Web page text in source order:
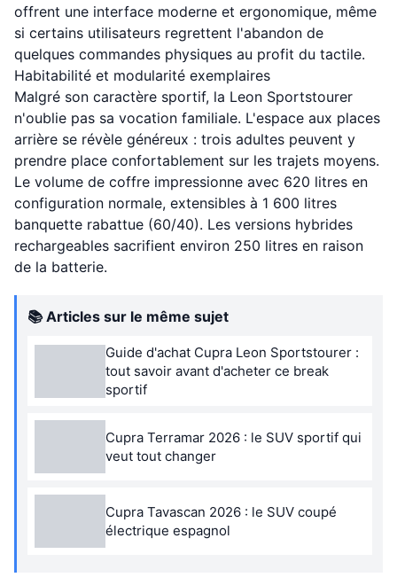
offrent une interface moderne et ergonomique, même
si certains utilisateurs regrettent l'abandon de
quelques commandes physiques au profit du tactile.
Habitabilité et modularité exemplaires
Malgré son caractère sportif, la Leon Sportstourer
n'oublie pas sa vocation familiale. L'espace aux places
arrière se révèle généreux : trois adultes peuvent y
prendre place confortablement sur les trajets moyens.
Le volume de coffre impressionne avec 620 litres en
configuration normale, extensibles à 1 600 litres
banquette rabattue (60/40). Les versions hybrides
rechargeables sacrifient environ 250 litres en raison
de la batterie.
📚 Articles sur le même sujet
Guide d'achat Cupra Leon Sportstourer :
tout savoir avant d'acheter ce break
sportif
Cupra Terramar 2026 : le SUV sportif qui
veut tout changer
Cupra Tavascan 2026 : le SUV coupé
électrique espagnol